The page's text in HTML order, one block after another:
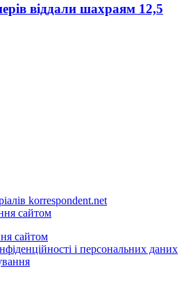
віддали шахраям 12,5
korrespondent.net
сайтом
сайтом
і персональних даних